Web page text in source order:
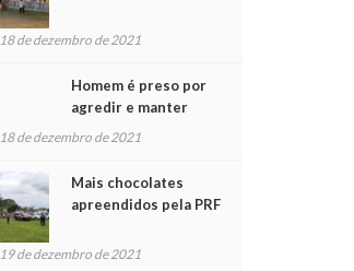
para crianças na
18 de dezembro de 2021
Homem é preso por
agredir e manter
mulher em cárcere
18 de dezembro de 2021
Mais chocolates
apreendidos pela PRF
crianças no Natal
19 de dezembro de 2021